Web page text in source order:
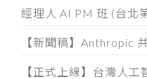
經理人 AI PM 班 (台北